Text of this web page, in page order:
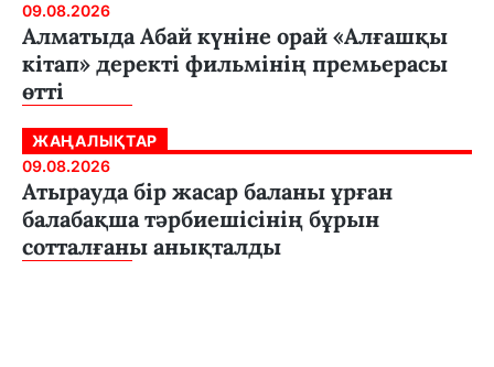
09.08.2026
Алматыда Абай күніне орай «Алғашқы
кітап» деректі фильмінің премьерасы
өтті
ЖАҢАЛЫҚТАР
09.08.2026
Атырауда бір жасар баланы ұрған
балабақша тәрбиешісінің бұрын
сотталғаны анықталды